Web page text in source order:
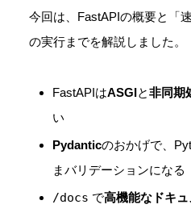
今回は、FastAPIの概要と「
の実行までを解説しました。
FastAPIはASGIと非同期
い
Pydanticのおかげで、
まバリデーションになる
/docs で高機能なドキュ